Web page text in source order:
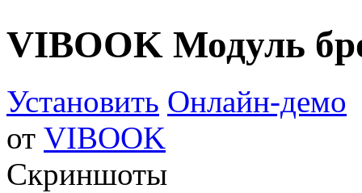
VIBOOK Модуль
Установить Онлайн-демо
от VIBOOK
Скриншоты